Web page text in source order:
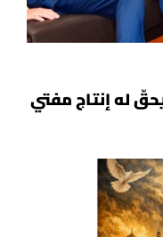
له إنتاج مفتي